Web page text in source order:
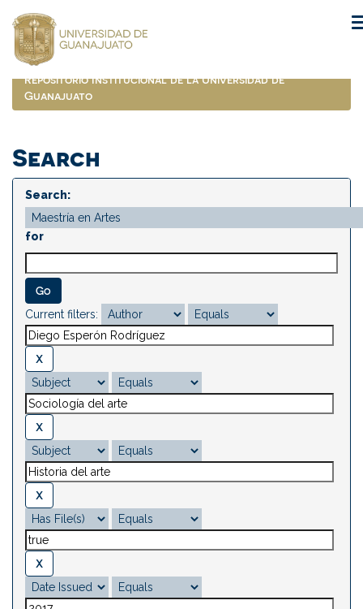
navigation
Repositorio Institucional de la Universidad de
Guanajuato
Search
Search:
for
Current filters: